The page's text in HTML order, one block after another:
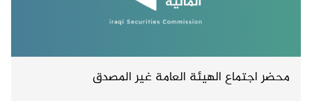
محضر اجتماع الهيئة العامة غير المصدق